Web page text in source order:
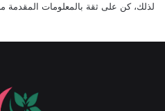
لذلك، كن على ثقة بالمعلومات